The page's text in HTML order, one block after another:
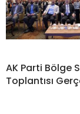
AK Parti Bölge
Toplantısı